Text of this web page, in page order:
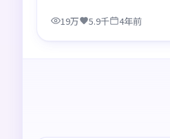
19万 5.9千 4年前